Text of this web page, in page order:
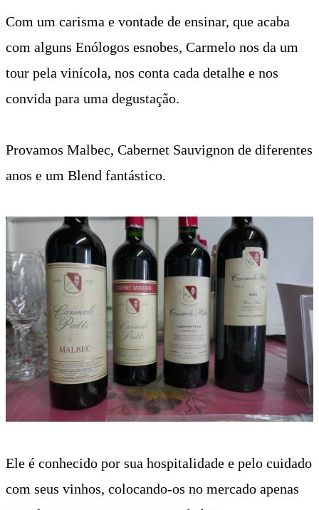
Com um carisma e vontade de ensinar, que acaba
com alguns Enólogos esnobes, Carmelo nos da um
tour pela vinícola, nos conta cada detalhe e nos
convida para uma degustação.
Provamos Malbec, Cabernet Sauvignon de diferentes
anos e um Blend fantástico.
Ele é conhecido por sua hospitalidade e pelo cuidado
com seus vinhos, colocando-os no mercado apenas